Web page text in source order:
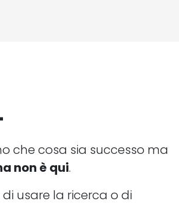
che cosa sia successo ma
non è qui.
usare la ricerca o di